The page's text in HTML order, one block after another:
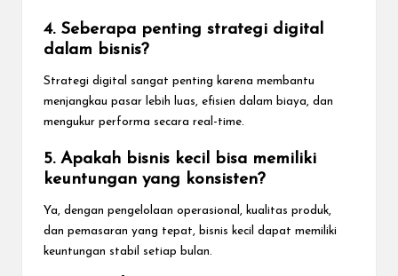
4. Seberapa penting strategi digital
dalam bisnis?
Strategi digital sangat penting karena membantu
menjangkau pasar lebih luas, efisien dalam biaya, dan
mengukur performa secara real-time.
5. Apakah bisnis kecil bisa memiliki
keuntungan yang konsisten?
Ya, dengan pengelolaan operasional, kualitas produk,
dan pemasaran yang tepat, bisnis kecil dapat memiliki
keuntungan stabil setiap bulan.